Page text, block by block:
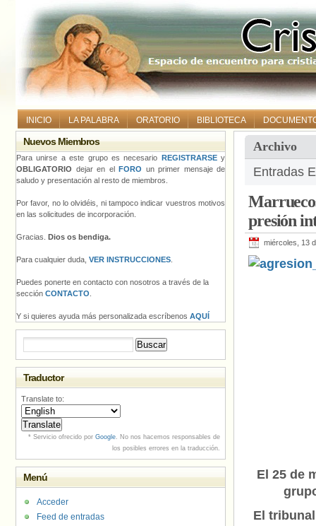
INICIO LA PALABRA ORATORIO BIBLIOTECA
Archivo
Entradas
presión
miércoles, 13
El 25 de
El
Nuevos Miembros
Para unirse a este grupo es necesario REGISTRARSEy
OBLIGATORIO dejar en el FORO un primer mensaje de
saludo y presentación al resto de miembros.
Por favor, no lo olvidéis, ni tampoco indicar vuestros motivos
en las solicitudes de incorporación.
Gracias. Dios os bendiga.
Para cualquier duda, VER INSTRUCCIONES
Puedes ponerte en contacto con nosotros a través de la
sección CONTACTO
Y si quieres ayuda más personalizada escríbenos AQUÍ
Traductor
Translate to:
* Servicio ofrecido por Google. No nos hacemos responsables de
los posibles errores en la traducción.
Menú
Acceder
Feed de entradas